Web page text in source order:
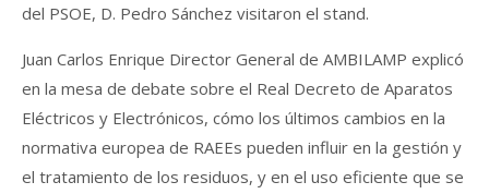
del PSOE, D. Pedro Sánchez visitaron el stand.
Juan Carlos Enrique Director General de AMBILAMP explicó
en la mesa de debate sobre el Real Decreto de Aparatos
Eléctricos y Electrónicos, cómo los últimos cambios en la
normativa europea de RAEEs pueden influir en la gestión y
el tratamiento de los residuos, y en el uso eficiente que se